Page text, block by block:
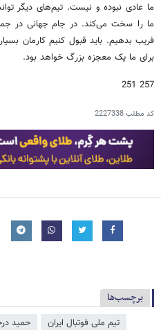
ما عادی نبوده و نیست. تیم‌های دیگر
ما را سخت می‌کند. در جام جهانی در
فریب بدهیم. باید قبول کنیم کارمان
برای ما یک معجزه بزرگ خواهد بود.
257 251
کد مطلب2227338
برچسب‌ها
تیم ملی فوتبال ایران حمید